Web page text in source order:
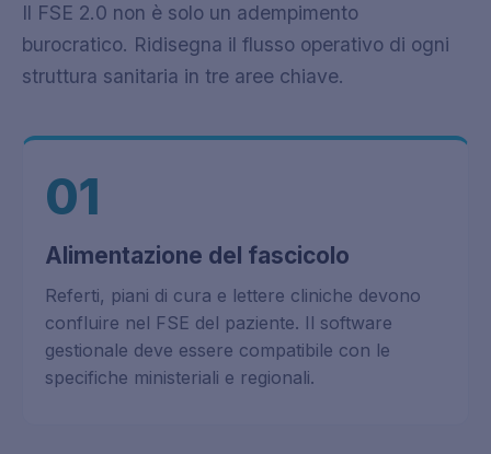
Il FSE 2.0 non è solo un adempimento
burocratico. Ridisegna il flusso operativo di ogni
struttura sanitaria in tre aree chiave.
01
Alimentazione del fascicolo
Referti, piani di cura e lettere cliniche devono
confluire nel FSE del paziente. Il software
gestionale deve essere compatibile con le
specifiche ministeriali e regionali.